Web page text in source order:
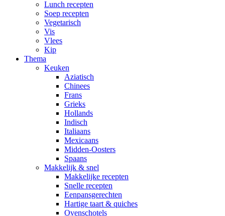
Lunch recepten
Soep recepten
Vegetarisch
Vis
Vlees
Kip
Thema
Keuken
Aziatisch
Chinees
Frans
Grieks
Hollands
Indisch
Italiaans
Mexicaans
Midden-Oosters
Spaans
Makkelijk & snel
Makkelijke recepten
Snelle recepten
Eenpansgerechten
Hartige taart & quiches
Ovenschotels